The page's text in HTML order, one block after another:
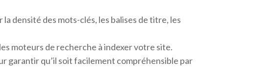
densité des mots-clés, les balises de titre, les
moteurs de recherche à indexer votre site.
garantir qu’il soit facilement compréhensible par